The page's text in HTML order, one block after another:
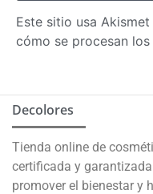
Este sitio usa
cómo se procesan
Decolores
Tienda online de
certificada y
promover el bienestar y